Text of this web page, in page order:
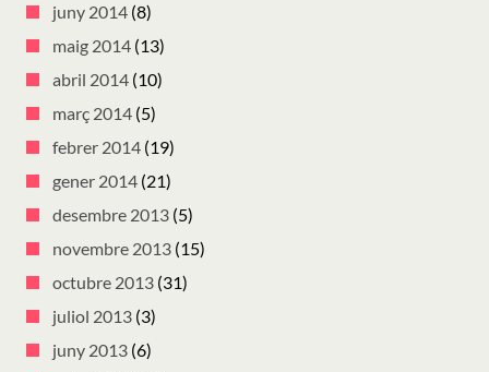
juny 2014 (8)
maig 2014 (13)
abril 2014 (10)
març 2014 (5)
febrer 2014 (19)
gener 2014 (21)
desembre 2013 (5)
novembre 2013 (15)
octubre 2013 (31)
juliol 2013 (3)
juny 2013 (6)